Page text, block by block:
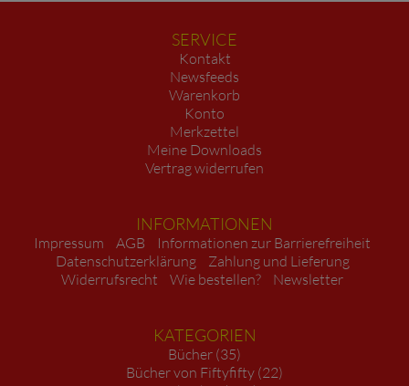
SERVICE
Kontakt
Newsfeeds
Warenkorb
Konto
Merkzettel
Meine Downloads
Vertrag widerrufen
INFORMATIONEN
Impressum AGB
Informationen zur Barrierefreiheit
Datenschutzerklärung
Zahlung und Lieferung
Widerrufsrecht
Wie bestellen? Newsletter
KATEGORIEN
Bücher (35)
Bücher von Fiftyfifty (22)